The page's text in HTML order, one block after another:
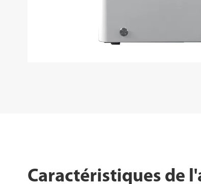
Caractéristiques de